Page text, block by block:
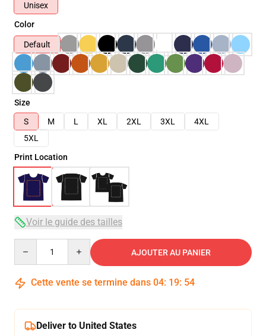
Unisex
Color
Default
Size
S
M L XL 2XL 3XL
4XL
5XL
Print Location
Voir le guide des tailles
AJOUTER AU PANIER
Cette vente se termine dans 04: 19: 53
Deliver to United States